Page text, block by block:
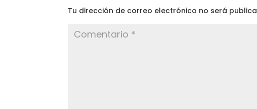
Tu dirección de correo electrónico no será